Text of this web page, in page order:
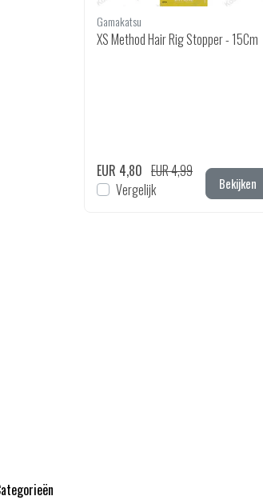
Gamakatsu
XS Method Hair Rig Stopper - 15Cm
EUR 4,80 EUR 4,99
Vergelijk
Bekijken